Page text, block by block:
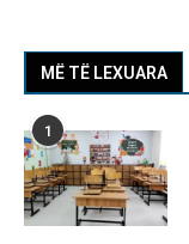
MË TË LEXUARA
1